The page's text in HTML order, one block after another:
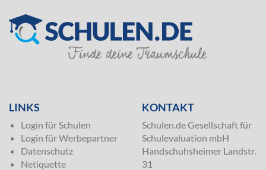
LINKS
Login für Schulen
Login für Werbepartner
Datenschutz
Netiquette
KONTAKT
Schulen.de Gesellschaft für
Schulevaluation mbH
Handschuhsheimer Landstr.
31